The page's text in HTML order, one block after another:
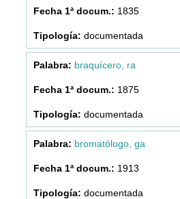
1835
documentada
braquícero, ra
1875
documentada
bromatólogo, ga
1913
documentada